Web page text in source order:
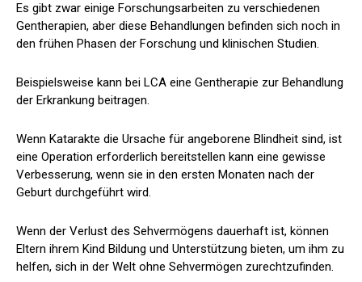
Es gibt zwar einige Forschungsarbeiten zu verschiedenen
Gentherapien, aber diese Behandlungen befinden sich noch in
den frühen Phasen der Forschung und klinischen Studien.
Beispielsweise kann bei LCA eine Gentherapie zur Behandlung
der Erkrankung beitragen.
Wenn Katarakte die Ursache für angeborene Blindheit sind, ist
eine Operation erforderlich bereitstellen kann eine gewisse
Verbesserung, wenn sie in den ersten Monaten nach der
Geburt durchgeführt wird.
Wenn der Verlust des Sehvermögens dauerhaft ist, können
Eltern ihrem Kind Bildung und Unterstützung bieten, um ihm zu
helfen, sich in der Welt ohne Sehvermögen zurechtzufinden.